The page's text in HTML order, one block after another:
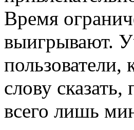
Время
выигрывают.
слову
всего лишь